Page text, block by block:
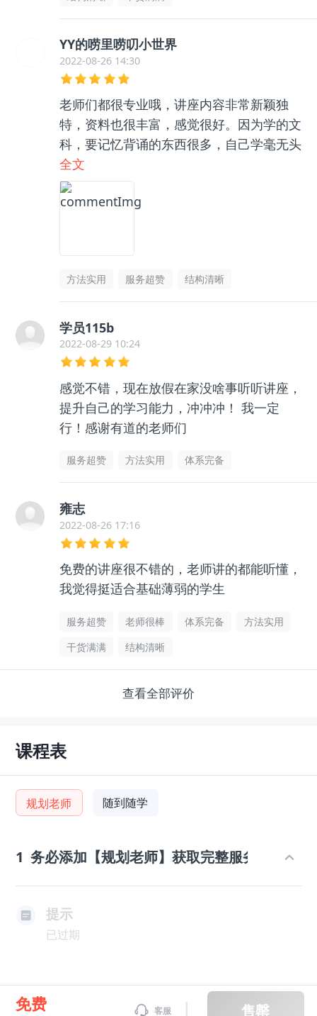
YY的唠里唠叨小世界
2022-08-26 14:30
老师们都很专业哦，讲座内容非常新颖独
特，资料也很丰富，感觉很好。因为学的文
科，要记忆背诵的东西很多，自己学毫无头
绪，和咨询老师聊了之后收获很大，逻辑框
架清晰了很多，总之很推荐👍🏻
全文
方法实用 服务超赞 结构清晰
学员115b
2022-08-29 10:24
感觉不错，现在放假在家没啥事听听讲座，
提升自己的学习能力，冲冲冲！ 我一定
行！感谢有道的老师们
服务超赞 方法实用 体系完备
雍志
2022-08-26 17:16
免费的讲座很不错的，老师讲的都能听懂，
我觉得挺适合基础薄弱的学生
服务超赞 老师很棒 体系完备
方法实用
干货满满
结构清晰
查看全部评价
课程表
规划老师 随到随学
1 务必添加【规划老师】获取完整服务
提示
已过期
免费 客服 售罄